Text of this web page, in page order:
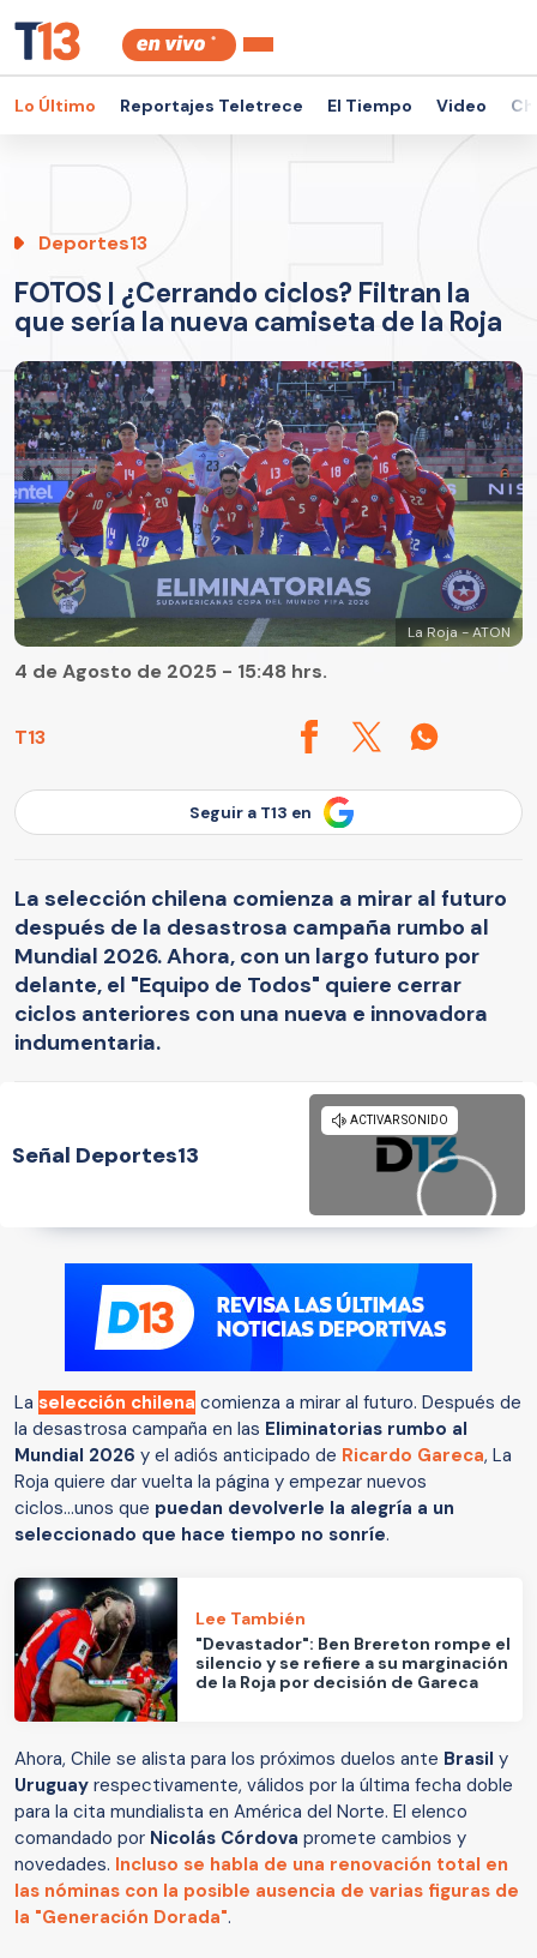
Lo Último Reportajes Teletrece El Tiempo Video
Deportes13
FOTOS | ¿Cerrando ciclos? Filtran la
que sería la nueva camiseta de la Roja
La Roja - ATON
T13
4 de Agosto de 2025 - 15:48 hrs.
Seguir a T13 en
La selección chilena comienza a mirar al futuro
después de la desastrosa campaña rumbo al
Mundial 2026. Ahora, con un largo futuro por
delante, el "Equipo de Todos" quiere cerrar
ciclos anteriores con una nueva e innovadora
indumentaria.
Señal Deportes13
La selección chilena comienza a mirar al futuro. Después de
la desastrosa campaña en las Eliminatorias rumbo al
Mundial 2026 y el adiós anticipado de Ricardo Gareca, La
Roja quiere dar vuelta la página y empezar nuevos
ciclos...unos que puedan devolverle la alegría a un
seleccionado que hace tiempo no sonríe.
Lee También
"Devastador": Ben Brereton rompe el
silencio y se refiere a su marginación
de la Roja por decisión de Gareca
Ahora, Chile se alista para los próximos duelos ante Brasil y
Uruguay respectivamente, válidos por la última fecha doble
para la cita mundialista en América del Norte. El elenco
comandado por Nicolás Córdova promete cambios y
novedades. Incluso se habla de una renovación total en
las nóminas con la posible ausencia de varias figuras de
la "Generación Dorada".